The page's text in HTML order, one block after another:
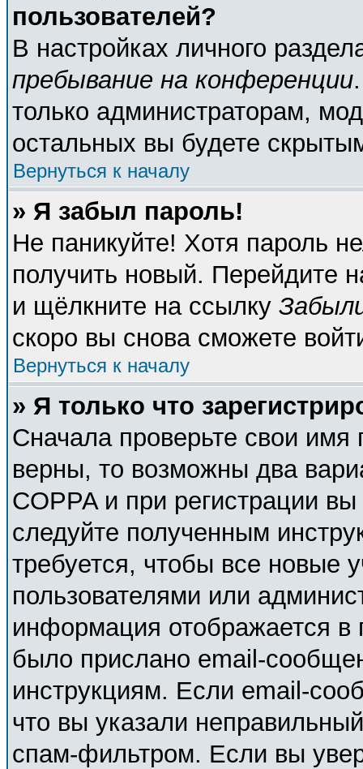
пользователей?
В настройках личного
пребывание на конференции
только администраторам,
остальных вы будете
Вернуться к началу
» Я забыл пароль!
Не паникуйте! Хотя пароль
получить новый. Перейдите
и щёлкните на ссылку
скоро вы снова сможете
Вернуться к началу
» Я только что
Сначала проверьте свои имя
верны, то возможны два
COPPA и при регистрации
следуйте полученным
требуется, чтобы все новые
пользователями или
информация отображается в
было прислано email-
инструкциям. Если email-
что вы указали
спам-фильтром. Если вы